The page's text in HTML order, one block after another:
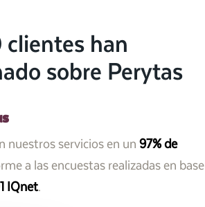
han
sobre Perytas
nuestros servicios en un 97% de
a las encuestas realizadas en base
IQnet.